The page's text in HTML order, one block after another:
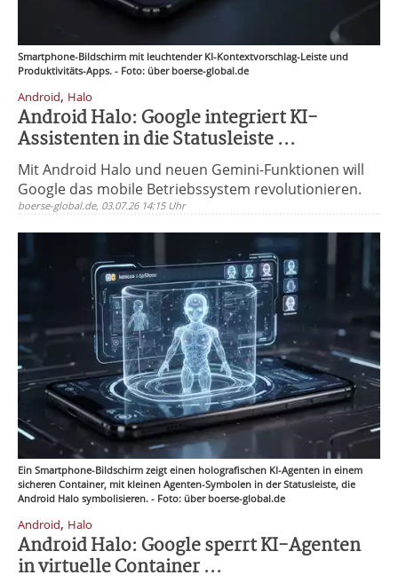
Smartphone-Bildschirm mit leuchtender KI-Kontextvorschlag-Leiste und
Produktivitäts-Apps. - Foto: über boerse-global.de
Android, Halo
Android Halo: Google integriert KI-
Assistenten in die Statusleiste ...
Mit Android Halo und neuen Gemini-Funktionen will
Google das mobile Betriebssystem revolutionieren.
boerse-global.de, 03.07.26 14:15 Uhr
Ein Smartphone-Bildschirm zeigt einen holografischen KI-Agenten in einem
sicheren Container, mit kleinen Agenten-Symbolen in der Statusleiste, die
Android Halo symbolisieren. - Foto: über boerse-global.de
Android, Halo
Android Halo: Google sperrt KI-Agenten
in virtuelle Container ...